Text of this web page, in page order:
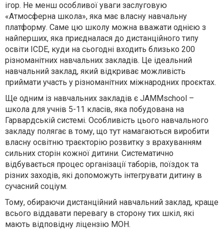
ігор. Не менш особливої уваги заслуговую
«Атмосферна школа», яка має власну навчальну
платформу. Саме цю школу можна вважати однією з
найперших, яка приєдналася до дистанційного типу
освіти ICDE, куди на сьогодні входить близько 200
різноманітних навчальних закладів. Це ідеальний
навчальний заклад, який відкриває можливість
приймати участь у різноманітних міжнародних проєктах.
Ще одним із навчальних закладів є JAMMschool –
школа для учнів 5-11 класів, яка побудована на
Гарвардській системі. Особливість цього навчального
закладу полягає в тому, що тут намагаються виробити
власну освітню траєкторію розвитку з врахуванням
сильних сторін кожної дитини. Систематично
відбувається процес організації таборів, поїздок та
різних заходів, які допоможуть інтегрувати дитину в
сучасний соціум.
Тому, обираючи дистанційний навчальний заклад, краще
всього віддавати перевагу в сторону тих шкіл, які
мають відповідну ліцензію МОН.